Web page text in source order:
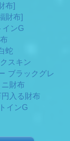
布]
財布]
インG
蛇
スキン
ブラックグレ
財布
入る財布
インG